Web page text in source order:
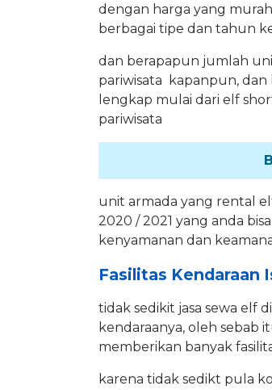
dengan harga yang
berbagai tipe dan tahun
dan berapapun jumlah
pariwisata kapanpun,
lengkap mulai dari elf
pariwisata
unit armada yang rental
2020 / 2021 yang anda
kenyamanan dan
Fasilitas Kendaraan
tidak sedikit jasa sewa elf
kendaraanya, oleh sebab
memberikan banyak
karena tidak sedikt pula